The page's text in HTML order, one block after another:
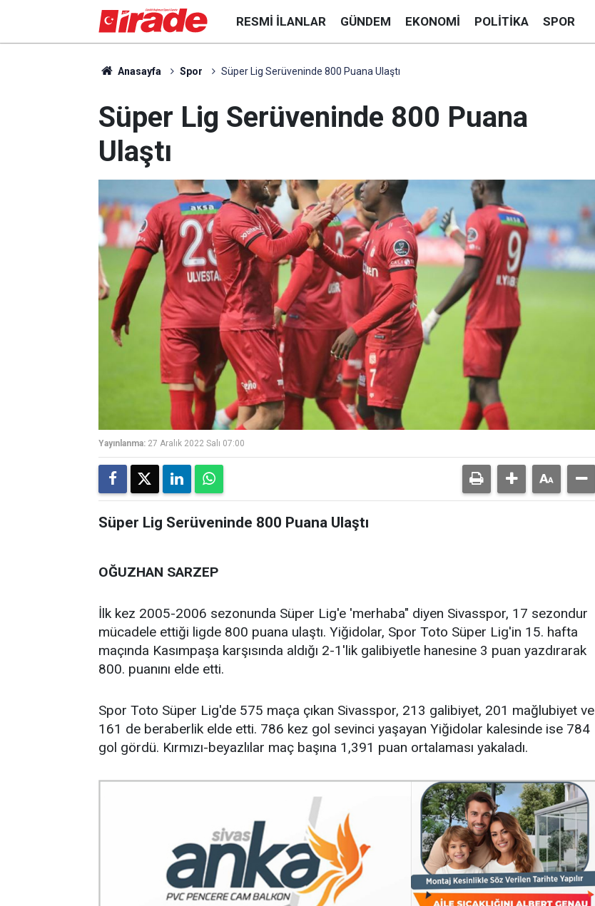
RESMI İLANLAR GÜNDEM EKONOMI POLITIKA SPOR
Anasayfa Spor Süper Lig Serüveninde 800 Puana Ulaştı
Süper Lig Serüveninde 800 Puana
Ulaştı
Yayınlanma: 27 Aralık 2022 Salı 07:00
Süper Lig Serüveninde 800 Puana Ulaştı
OĞUZHAN SARZEP
İlk kez 2005-2006 sezonunda Süper Lig'e 'merhaba" diyen Sivasspor, 17 sezondur
mücadele ettiği ligde 800 puana ulaştı. Yiğidolar, Spor Toto Süper Lig'in 15. hafta
maçında Kasımpaşa karşısında aldığı 2-1'lik galibiyetle hanesine 3 puan yazdırarak
800. puanını elde etti.
Spor Toto Süper Lig'de 575 maça çıkan Sivasspor, 213 galibiyet, 201 mağlubiyet ve
161 de beraberlik elde etti. 786 kez gol sevinci yaşayan Yiğidolar kalesinde ise 784
gol gördü. Kırmızı-beyazlılar maç başına 1,391 puan ortalaması yakaladı.